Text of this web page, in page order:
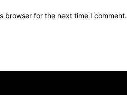
browser for the next time I comment.